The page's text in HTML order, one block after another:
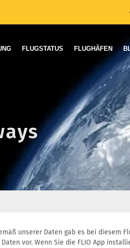
FLUGSTATUS FLUGHÄFEN
unserer Daten gab es bei diesem
vor. Wenn Sie die FLIO App